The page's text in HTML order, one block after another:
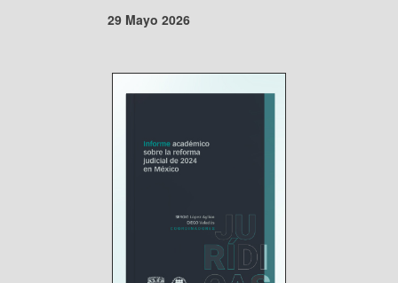
29 Mayo 2026